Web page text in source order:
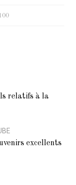
relatifs à la
excellents